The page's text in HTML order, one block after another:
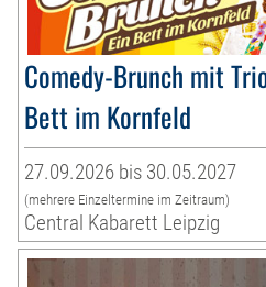
Comedy-Brunch mit
Bett im Kornfeld
27.09.2026 bis 30.05.2027
(mehrere Einzeltermine im Zeitraum)
Central Kabarett Leipzig